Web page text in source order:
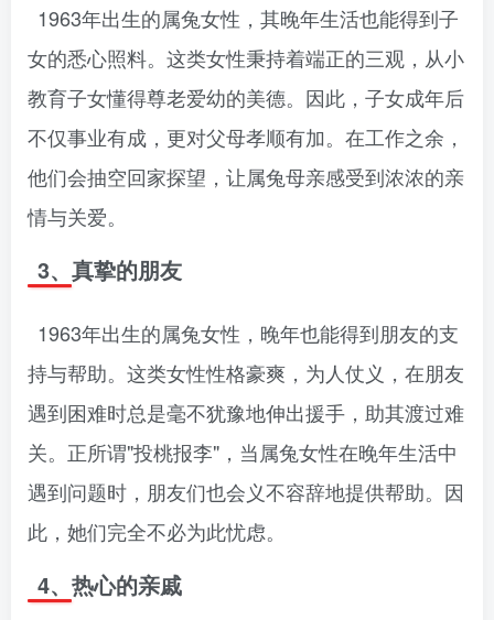
1963年出生的属兔女性，其晚年生活也能得到子
女的悉心照料。这类女性秉持着端正的三观，从小
教育子女懂得尊老爱幼的美德。因此，子女成年后
不仅事业有成，更对父母孝顺有加。在工作之余，
他们会抽空回家探望，让属兔母亲感受到浓浓的亲
情与关爱。
3、真挚的朋友
1963年出生的属兔女性，晚年也能得到朋友的支
持与帮助。这类女性性格豪爽，为人仗义，在朋友
遇到困难时总是毫不犹豫地伸出援手，助其渡过难
关。正所谓"投桃报李"，当属兔女性在晚年生活中
遇到问题时，朋友们也会义不容辞地提供帮助。因
此，她们完全不必为此忧虑。
4、热心的亲戚